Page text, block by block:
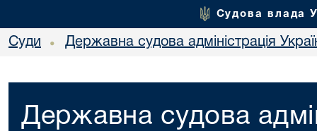
Судова влада
Суди • Державна судова адміністрація
Державна судова